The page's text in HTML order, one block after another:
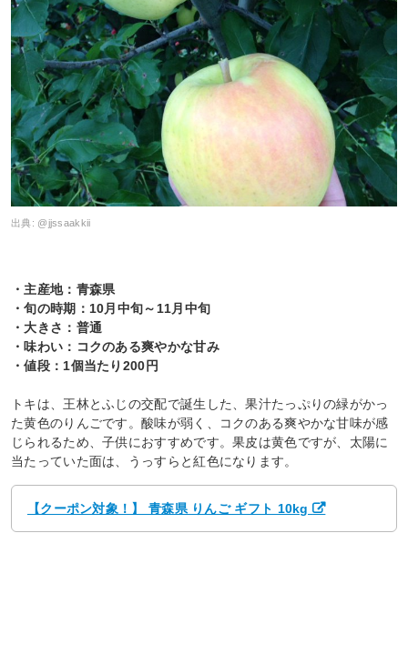
出典: @jjssaakkii
・主産地：青森県
・旬の時期：10月中旬～11月中旬
・大きさ：普通
・味わい：コクのある爽やかな甘み
・値段：1個当たり200円
トキは、王林とふじの交配で誕生した、果汁たっぷりの緑がかっ
た黄色のりんごです。酸味が弱く、コクのある爽やかな甘味が感
じられるため、子供におすすめです。果皮は黄色ですが、太陽に
当たっていた面は、うっすらと紅色になります。
【クーポン対象！】 青森県 りんご ギフト 10kg